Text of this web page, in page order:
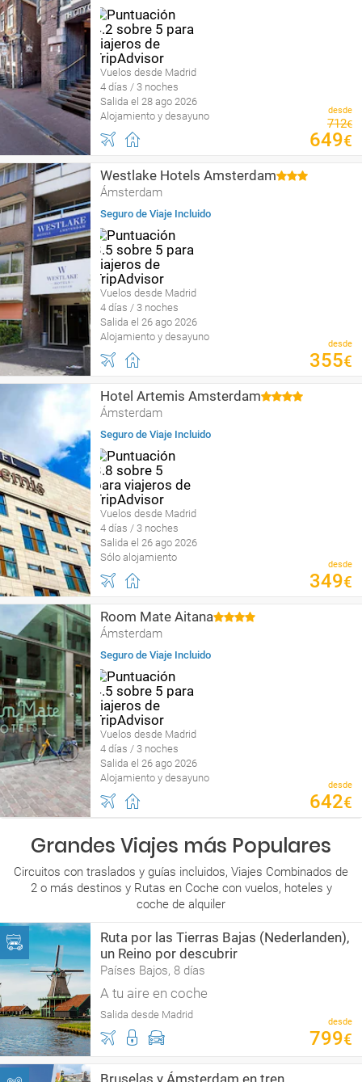
Vuelos desde Madrid
4 días / 3 noches
Salida el 28 ago 2026
Alojamiento y desayuno
desde
712€
649€
Westlake Hotels Amsterdam
Ámsterdam
Seguro de Viaje Incluido
Vuelos desde Madrid
4 días / 3 noches
Salida el 26 ago 2026
Alojamiento y desayuno
desde
355€
Hotel Artemis Amsterdam
Ámsterdam
Seguro de Viaje Incluido
Vuelos desde Madrid
4 días / 3 noches
Salida el 26 ago 2026
Sólo alojamiento
desde
349€
Room Mate Aitana
Ámsterdam
Seguro de Viaje Incluido
Vuelos desde Madrid
4 días / 3 noches
Salida el 26 ago 2026
Alojamiento y desayuno
desde
642€
Grandes Viajes más Populares
Circuitos con traslados y guías incluidos, Viajes Combinados de
2 o más destinos y Rutas en Coche con vuelos, hoteles y
coche de alquiler
Ruta por las Tierras Bajas (Nederlanden),
un Reino por descubrir
Países Bajos, 8 días
A tu aire en coche
Salida desde Madrid
desde
799€
Bruselas y Ámsterdam en tren